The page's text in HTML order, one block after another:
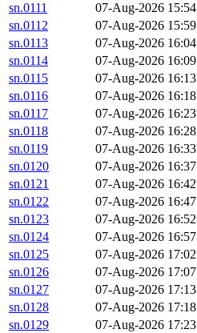
sn.0111
07-Aug-2026 15:54
sn.0112
07-Aug-2026 15:59
sn.0113
07-Aug-2026 16:04
sn.0114
07-Aug-2026 16:09
sn.0115
07-Aug-2026 16:13
sn.0116
07-Aug-2026 16:18
sn.0117
07-Aug-2026 16:23
sn.0118
07-Aug-2026 16:28
sn.0119
07-Aug-2026 16:33
sn.0120
07-Aug-2026 16:37
sn.0121
07-Aug-2026 16:42
sn.0122
07-Aug-2026 16:47
sn.0123
07-Aug-2026 16:52
sn.0124
07-Aug-2026 16:57
sn.0125
07-Aug-2026 17:02
sn.0126
07-Aug-2026 17:07
sn.0127
07-Aug-2026 17:13
sn.0128
07-Aug-2026 17:18
sn.0129
07-Aug-2026 17:23